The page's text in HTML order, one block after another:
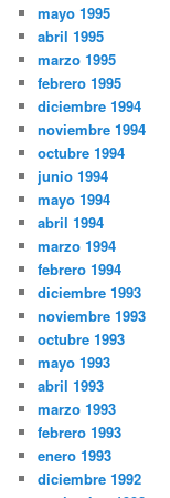
mayo 1995
abril 1995
marzo 1995
febrero 1995
diciembre 1994
noviembre 1994
octubre 1994
junio 1994
mayo 1994
abril 1994
marzo 1994
febrero 1994
diciembre 1993
noviembre 1993
octubre 1993
mayo 1993
abril 1993
marzo 1993
febrero 1993
enero 1993
diciembre 1992